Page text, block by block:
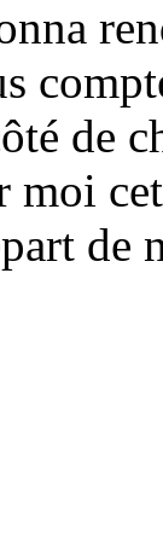
de
de